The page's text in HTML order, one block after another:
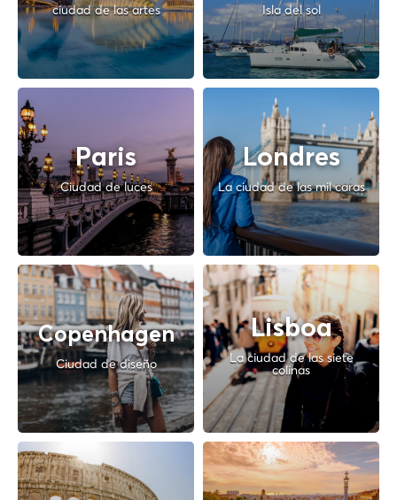
ciudad de las artes Isla del sol
Paris
Ciudad de luces
Londres
La ciudad de las mil caras
Copenhagen
Ciudad de diseño
Lisboa
La ciudad de las siete
colinas